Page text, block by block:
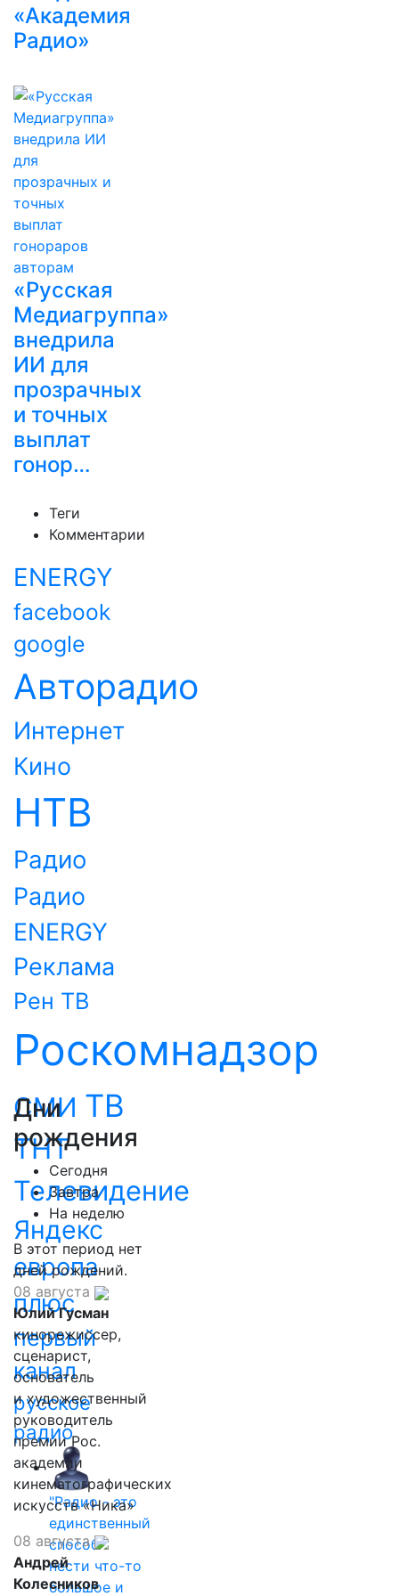
«Академия
Радио»
«Русская
Медиагруппа»
внедрила
ИИ для
прозрачных
и точных
выплат
гонор…
Теги
Комментарии
ENERGY
facebook
google
Авторадио
Интернет
Кино
НТВ
Радио
Радио
ENERGY
Реклама
Рен ТВ
Роскомнадзор
СМИ ТВ
ТНТ
Телевидение
Яндекс
европа
плюс
первый
канал
русское
радио
"Радио - это
единственный
способ
нести что-то
большое и
Дни
рождения
Сегодня
Завтра
На неделю
В этот период нет
дней рождений.
08 августа
Юлий Гусман
кинорежиссер,
сценарист,
основатель
и художественный
руководитель
премии Рос.
академии
кинематографических
искусств «Ника»
08 августа
Андрей
Колесников